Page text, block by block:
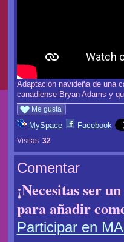
Adaptación navideña de una
canadiense Bryan Adams y
Me gusta
MySpace Facebook
Visitas: 32
Comentar
¡Necesitas ser
para añadir
Participar en